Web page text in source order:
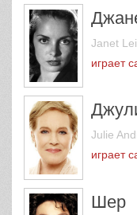
Janet
играет
Julie
играет
Шер